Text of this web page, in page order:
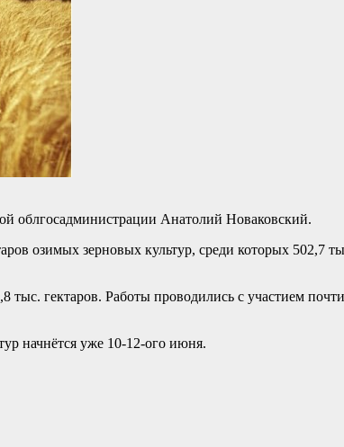
облгосадминистрации Анатолий Новаковский.
озимых зерновых культур, среди которых 502,7
тыс. гектаров. Работы проводились с участием
начнётся уже 10-12-ого июня.